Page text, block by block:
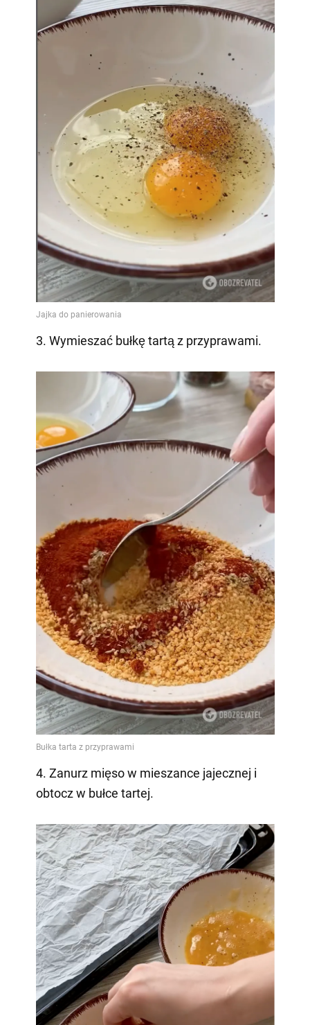
3. Wymieszać bułkę tartą z przyprawami.
4. Zanurz mięso w mieszance jajecznej i
obtocz w bułce tartej.